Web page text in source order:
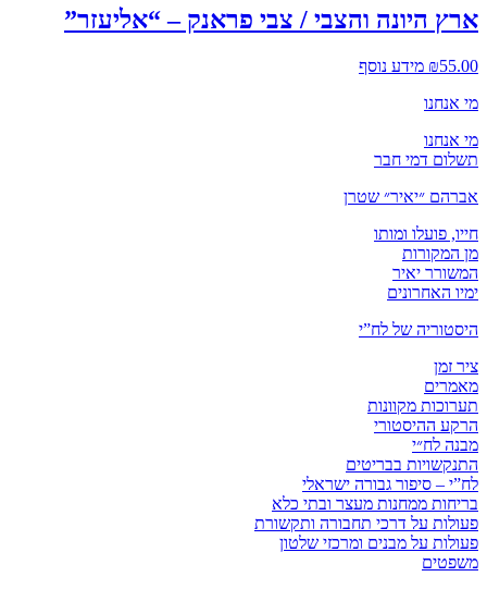
ארץ היונה והצבי / צבי פראנק – “אליעזר”
₪55.00
מידע נוסף
מי אנחנו
מי אנחנו
תשלום דמי חבר
אברהם ״יאיר״ שטרן
חייו, פועלו ומותו
מן המקורות
המשורר יאיר
ימיו האחרונים
היסטוריה של לח”י
ציר זמן
מאמרים
תערוכות מקוונות
הרקע ההיסטורי
מבנה לח״י
התנקשויות בבריטים
לח”י – סיפור גבורה ישראלי
בריחות ממחנות מעצר ובתי כלא
פעולות על דרכי תחבורה ותקשורת
פעולות על מבנים ומרכזי שלטון
משפטים